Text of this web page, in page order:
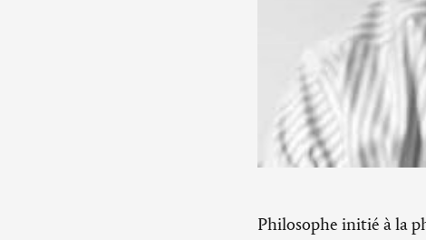
Philosophe initié à la